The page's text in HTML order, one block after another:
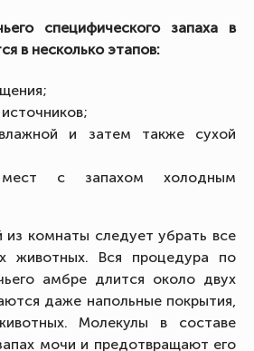
специфического запаха в
в несколько этапов:
и затем также сухой
мест с запахом холодным
комнаты следует убрать все
животных. Вся процедура по
амбре длится около двух
даже напольные покрытия,
Молекулы в составе
мочи и предотвращают его